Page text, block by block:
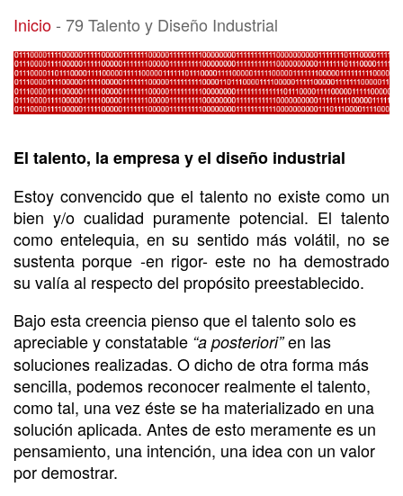
79 Talento y Diseño Industrial
Inicio- 79 Talento y Diseño Industrial
El talento, la empresa y el diseño industrial
Estoy convencido que el talento no existe como un
bien y/o cualidad puramente potencial. El talento
como entelequia, en su sentido más volátil, no se
sustenta porque -en rigor- este no ha demostrado
su valía al respecto del propósito preestablecido.
Bajo esta creencia pienso que el talento solo es
apreciable y constatable “a posteriori”en las
soluciones realizadas. O dicho de otra forma más
sencilla, podemos reconocer realmente el talento,
como tal, una vez éste se ha materializado en una
solución aplicada. Antes de esto meramente es un
pensamiento, una intención, una idea con un valor
por demostrar.